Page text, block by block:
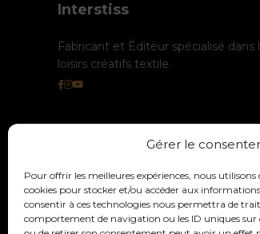
Gérer le
Pour offrir les meilleures expériences, nous utilisons
cookies pour stocker et/ou accéder aux
consentir à ces technologies nous permettra de
comportement de navigation ou les ID uniques sur
Interstiss
Fabricant et Éditeur spécialisé dans
loisirs créatifs textile.